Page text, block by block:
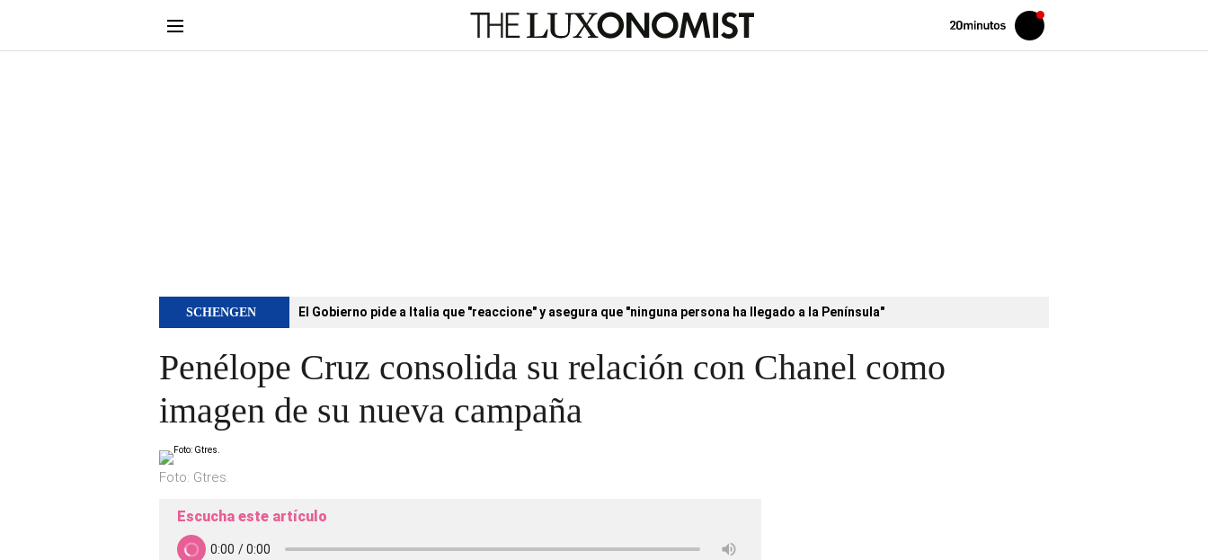
Volver
Iniciar
sesión
SCHENGEN El Gobierno pide a Italia que "reaccione" y asegura que "ninguna persona ha llegado a la Península"
Penélope Cruz consolida su relación con Chanel como
imagen de su nueva campaña
Foto: Gtres.
Escucha este artículo